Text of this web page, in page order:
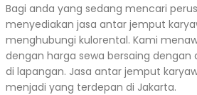
Bagi anda yang sedang mencari
menyediakan jasa antar jemput
menghubungi kulorental. Kami
dengan harga sewa bersaing dengan
di lapangan. Jasa antar jemput
menjadi yang terdepan di Jakarta.